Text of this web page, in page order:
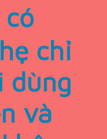
có
chỉ
dùng
và